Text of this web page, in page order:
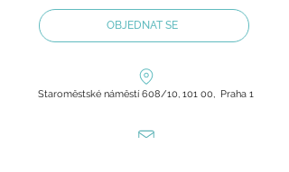
OBJEDNAT SE
Staroměstské náměstí 608/10, 101 00, Praha 1